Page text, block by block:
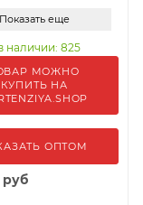
Показать еще
наличии: 825
МОЖНО
КУПИТЬ НА
ОПТОМ
руб